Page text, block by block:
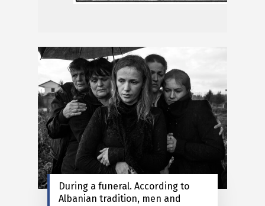
During a funeral. According to
Albanian tradition, men and